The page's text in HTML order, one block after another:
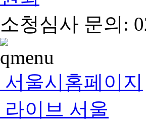
소청심사 문의:
서울시홈페이지
라이브 서울